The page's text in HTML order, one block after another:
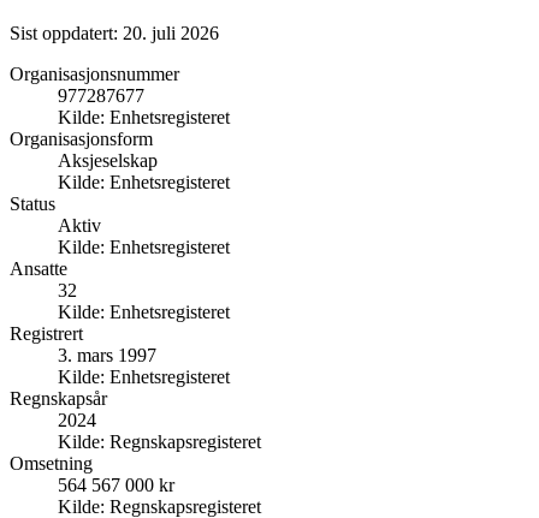
Sist oppdatert: 20. juli 2026
Organisasjonsnummer
977287677
Kilde: Enhetsregisteret
Organisasjonsform
Aksjeselskap
Kilde: Enhetsregisteret
Status
Aktiv
Kilde: Enhetsregisteret
Ansatte
32
Kilde: Enhetsregisteret
Registrert
3. mars 1997
Kilde: Enhetsregisteret
Regnskapsår
2024
Kilde: Regnskapsregisteret
Omsetning
564 567 000 kr
Kilde: Regnskapsregisteret